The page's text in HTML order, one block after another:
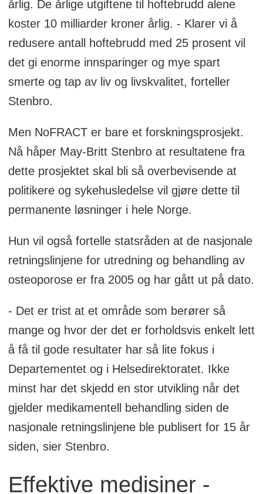
årlig. De årlige utgiftene til hoftebrudd alene
koster 10 milliarder kroner årlig. - Klarer vi å
redusere antall hoftebrudd med 25 prosent vil
det gi enorme innsparinger og mye spart
smerte og tap av liv og livskvalitet, forteller
Stenbro.
Men NoFRACT er bare et forskningsprosjekt.
Nå håper May-Britt Stenbro at resultatene fra
dette prosjektet skal bli så overbevisende at
politikere og sykehusledelse vil gjøre dette til
permanente løsninger i hele Norge.
Hun vil også fortelle statsråden at de nasjonale
retningslinjene for utredning og behandling av
osteoporose er fra 2005 og har gått ut på dato.
- Det er trist at et område som berører så
mange og hvor der det er forholdsvis enkelt lett
å få til gode resultater har så lite fokus i
Departementet og i Helsedirektoratet. Ikke
minst har det skjedd en stor utvikling når det
gjelder medikamentell behandling siden de
nasjonale retningslinjene ble publisert for 15 år
siden, sier Stenbro.
Effektive medisiner -